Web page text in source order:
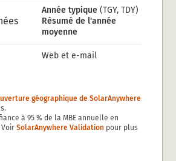
Année typique (TGY, TDY)
Résumé de l'année
moyenne
Web et e-mail
géographique de SolarAnywhere
à 95 % de la MBE annuelle en
VoirSolarAnywhere Validation pour plus